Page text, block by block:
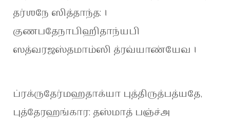
தர்ஶநே ஸித்தாந்த: ।
குணபதேநாபிஹிதாந்யபி
ஸத்வரஜஸ்தமாம்ஸி த்ரவ்யாண்யேவ ।
ப்ரக்ருதேர்மஹதாக்யா புத்திருத்பத்யதே,
புத்தேரஹங்கார: தஸ்மாத் பஞ்ச்அ